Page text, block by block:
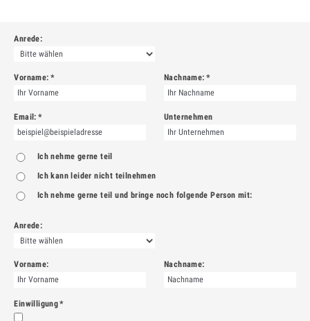
Anrede:
Vorname: * Nachname: *
Email: * Unternehmen
Ich nehme gerne teil
Ich kann leider nicht teilnehmen
Ich nehme gerne teil und bringe noch folgende Person mit:
Anrede:
Vorname: Nachname:
Einwilligung*